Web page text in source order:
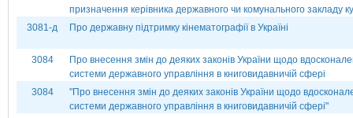
призначення керівника державного чи комунального закладу
3081-д
Про державну підтримку кінематографії в Україні
3084
Про внесення змін до деяких законів України щодо
системи державного управління в книговидавничій сфері
3084
"Про внесення змін до деяких законів України щодо
системи державного управління в книговидавничій сфері"